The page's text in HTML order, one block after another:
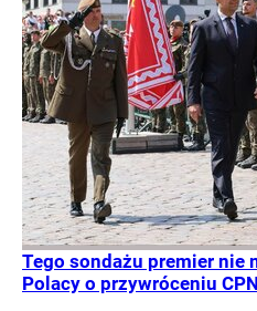
Tego sondażu premier nie
Polacy o przywróceniu CPN